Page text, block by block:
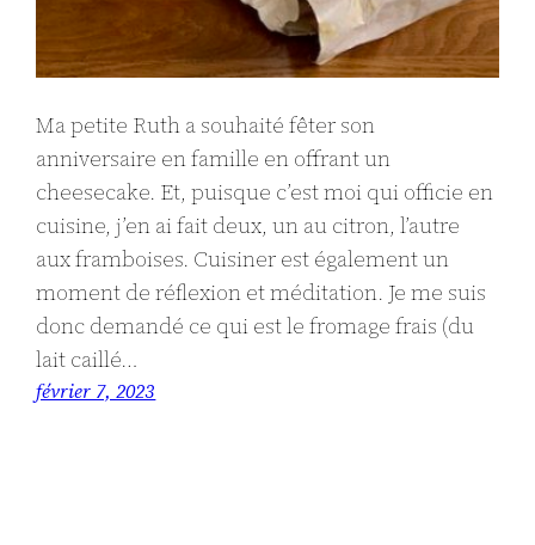
Ma petite Ruth a souhaité fêter son
anniversaire en famille en offrant un
cheesecake. Et, puisque c’est moi qui officie en
cuisine, j’en ai fait deux, un au citron, l’autre
aux framboises. Cuisiner est également un
moment de réflexion et méditation. Je me suis
donc demandé ce qui est le fromage frais (du
lait caillé…
février 7, 2023